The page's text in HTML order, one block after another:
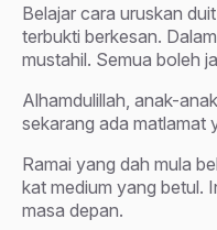
Belajar cara uruskan
terbukti berkesan.
mustahil. Semua boleh
Alhamdulillah, anak-
sekarang ada matlamat
Ramai yang dah mula
kat medium yang betul.
masa depan.